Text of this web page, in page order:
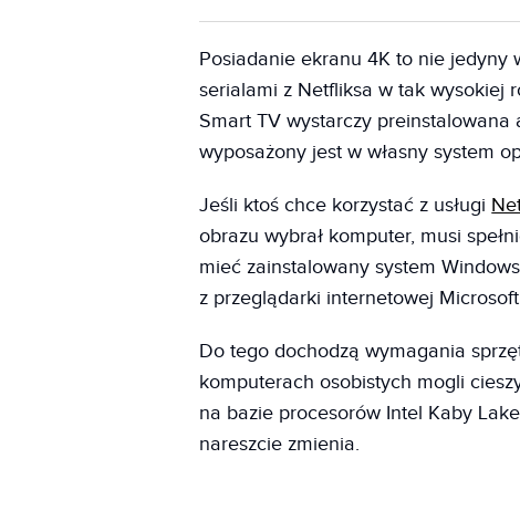
Posiadanie ekranu 4K to nie jedyny
serialami z Netfliksa w tak wysokiej
Smart TV wystarczy
wyposażony jest w własny system
Jeśli ktoś chce korzystać z usługi
obrazu wybrał komputer, musi
mieć zainstalowany system
z przeglądarki internetowej
Do tego dochodzą wymagania
komputerach osobistych mogli
na bazie procesorów Intel Kaby
nareszcie zmienia.